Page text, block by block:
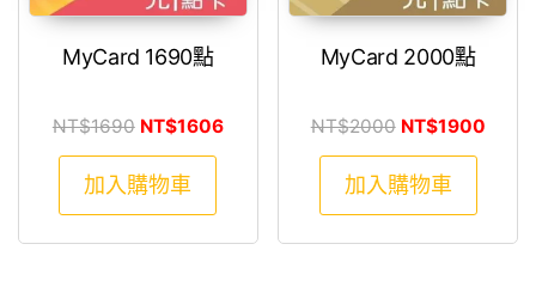
MyCard 1690點
NT$1690 原始價格：NT$1690。
NT$1606目前價格：NT$1606。
加入購物車
MyCard 2000點
NT$2000 原始價格：
NT$1900目前
加入購物車